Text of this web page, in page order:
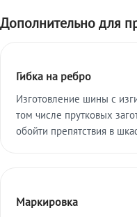
Дополнительно для
Гибка на ребро
Изготовление шины с
том числе прутковых
обойти препятствия в
Маркировка